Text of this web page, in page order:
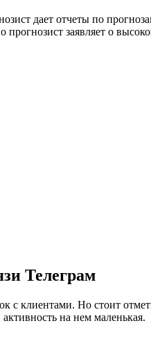
дает отчеты по
заявляет о
Телеграм
с клиентами. Но стоит
на нем маленькая.